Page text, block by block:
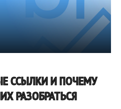
ССЫЛКИ И ПОЧЕМУ
РАЗОБРАТЬСЯ